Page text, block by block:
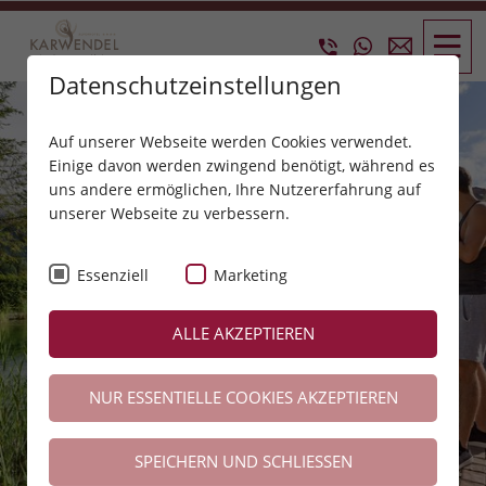
Datenschutzeinstellungen
Auf unserer Webseite werden Cookies verwendet.
Einige davon werden zwingend benötigt, während es
uns andere ermöglichen, Ihre Nutzererfahrung auf
unserer Webseite zu verbessern.
Essenziell Marketing
ALLE AKZEPTIEREN
NUR ESSENTIELLE COOKIES AKZEPTIEREN
SPEICHERN UND SCHLIESSEN